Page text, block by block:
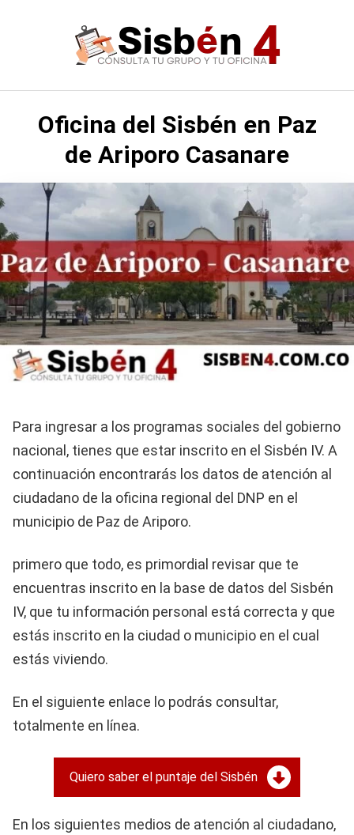
Oficina del Sisbén en Paz
de Ariporo Casanare
Para ingresar a los programas sociales del gobierno
nacional, tienes que estar inscrito en el Sisbén IV. A
continuación encontrarás los datos de atención al
ciudadano de la oficina regional del DNP en el
municipio de Paz de Ariporo.
primero que todo, es primordial revisar que te
encuentras inscrito en la base de datos del Sisbén
IV, que tu información personal está correcta y que
estás inscrito en la ciudad o municipio en el cual
estás viviendo.
En el siguiente enlace lo podrás consultar,
totalmente en línea.
Quiero saber el puntaje del Sisbén
En los siguientes medios de atención al ciudadano,